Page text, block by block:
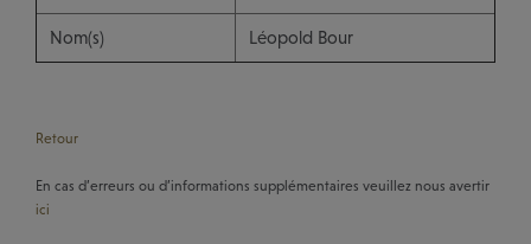
Nom(s) Léopold Bour
Retour
En cas d’erreurs ou d’informations supplémentaires veuillez nous avertir
ici